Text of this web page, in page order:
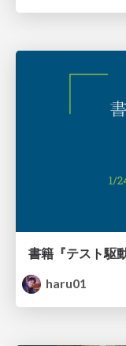
書籍『テスト駆
haru01